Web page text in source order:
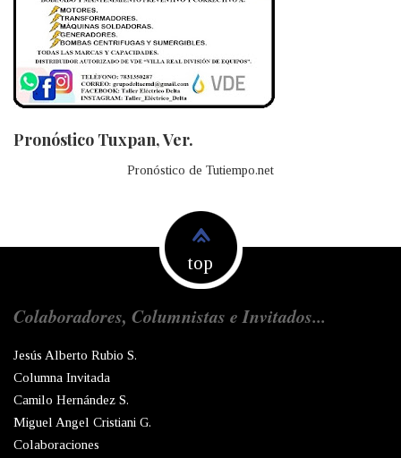
Pronóstico Tuxpan, Ver.
Pronóstico de Tutiempo.net
top
Colaboradores, Columnistas e Invitados...
Jesús Alberto Rubio S.
Columna Invitada
Camilo Hernández S.
Miguel Angel Cristiani G.
Colaboraciones